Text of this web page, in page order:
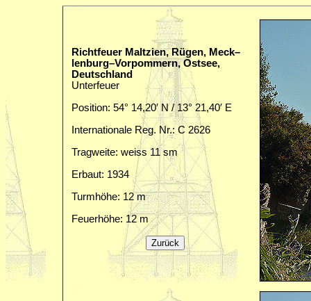
Richtfeuer Maltzien, Rügen, Meck–
lenburg–Vorpommern, Ostsee,
Deutschland
Unterfeuer
Position: 54° 14,20′ N / 13° 21,40′ E
Internationale Reg. Nr.: C 2626
Tragweite: weiss 11 sm
Erbaut: 1934
Turmhöhe: 12 m
Feuerhöhe: 12 m